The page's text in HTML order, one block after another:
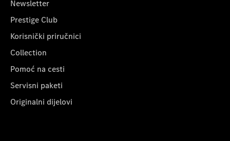
Newsletter
Prestige Club
Korisnički priručnici
Collection
Pomoć na cesti
Servisni paketi
Originalni dijelovi